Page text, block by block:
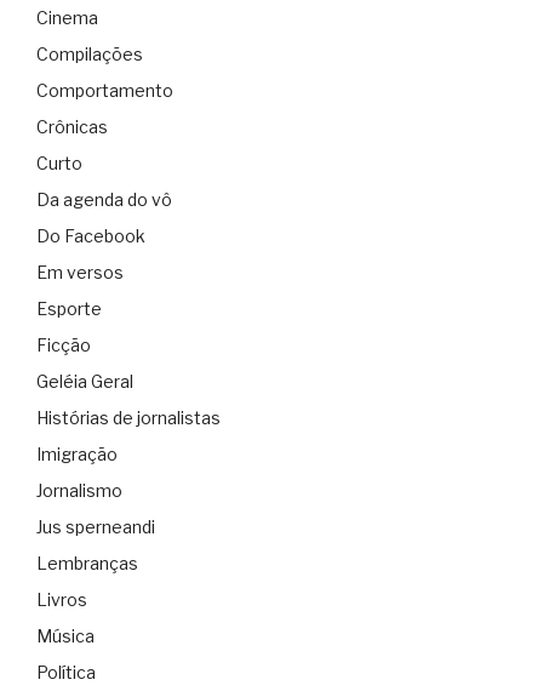
Cinema
Compilações
Comportamento
Crônicas
Curto
Da agenda do vô
Do Facebook
Em versos
Esporte
Ficção
Geléia Geral
Histórias de jornalistas
Imigração
Jornalismo
Jus sperneandi
Lembranças
Livros
Música
Política